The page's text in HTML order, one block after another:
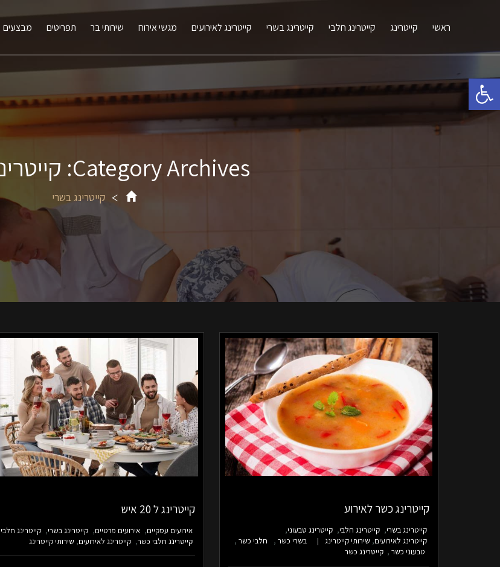
ראשי קייטרינג קייטרינג חלבי קייטרינג בשרי קייטרינג לאירועים מגשי אירוח שירותי בר תפריטים מבצעים
Category Archives: קייטרינג בשרי
קייטרינג בשרי
קייטרינג ל 20 איש
אירועים עסקיים אירועים פרטיים קייטרינג בשרי
קייטרינג חלבי
קייטרינג חלבי כשר
קייטרינג לאירועים שירותי קייטרינג
קייטרינג כשר לאירוע
קייטרינג בשרי קייטרינג חלבי
קייטרינג טבעוני
קייטרינג לאירועים שירותי קייטרינג בשרי כשר
חלבי כשר
טבעוני כשר
קייטרינג כשר
פתח סרגל נגישות